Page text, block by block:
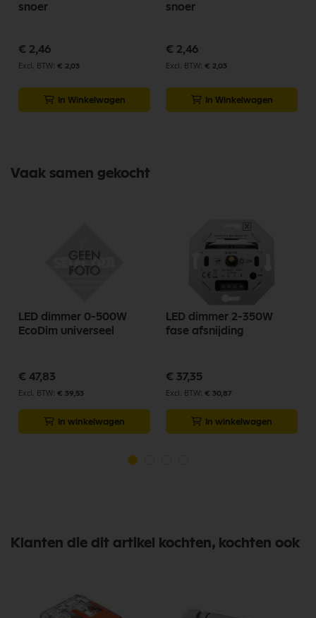
snoer
€ 2,46
€ 2,03
In Winkelwagen
snoer
€ 2,46
€ 2,03
In Winkelwagen
Vaak samen gekocht
LED dimmer 0-500W
EcoDim universeel
€ 47,83
€ 39,53
In winkelwagen
LED dimmer 2-350W
fase afsnijding
€ 37,35
€ 30,87
In winkelwagen
Klanten die dit artikel kochten, kochten ook